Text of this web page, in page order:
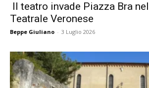
Il teatro invade Piazza Bra
Teatrale Veronese
Beppe Giuliano - 3 Luglio 2026